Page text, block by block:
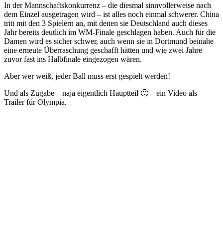
In der Mannschaftskonkurrenz – die diesmal sinnvollerweise nach
dem Einzel ausgetragen wird – ist alles noch einmal schwerer. China
tritt mit den 3 Spielern an, mit denen sie Deutschland auch dieses
Jahr bereits deutlich im WM-Finale geschlagen haben. Auch für die
Damen wird es sicher schwer, auch wenn sie in Dortmund beinahe
eine erneute Überraschung geschafft hätten und wie zwei Jahre
zuvor fast ins Halbfinale eingezogen wären.
Aber wer weiß, jeder Ball muss erst gespielt werden!
Und als Zugabe – naja eigentlich Hauptteil 🙂 – ein Video als
Trailer für Olympia.